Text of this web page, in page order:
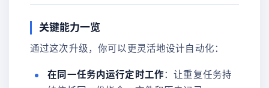
关键能力一览
通过这次升级，你可以更灵活地设计自动化：
在同一任务内运行定时工作：让重复任务持